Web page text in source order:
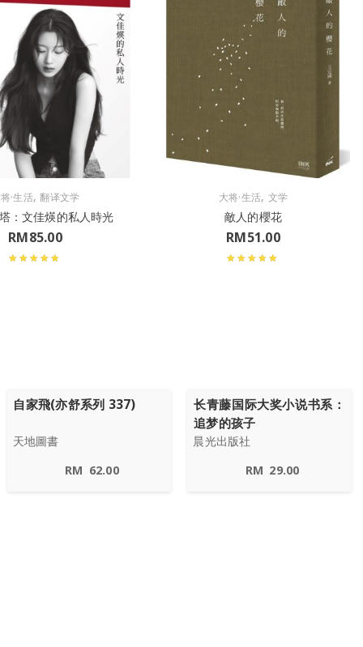
·生活,翻译文学
：文佳煐的私人時光
RM85.00
大将·生活, 文学
敵人的櫻花
RM51.00
自家飛(亦舒系列 337)
天地圖書
RM 62.00
长青藤国际大奖小说书系：
追梦的孩子
晨光出版社
RM 29.00